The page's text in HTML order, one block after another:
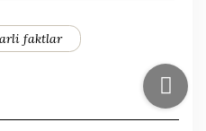
faktlar